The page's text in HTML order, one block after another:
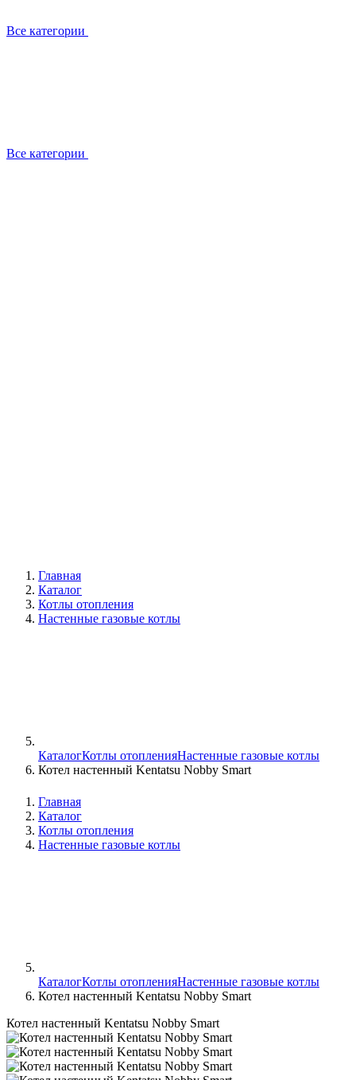
Все категории
Все категории
Главная
Каталог
Котлы отопления
Настенные газовые котлы
КаталогКотлы отопленияНастенные газовые котлы
Котел настенный Kentatsu Nobby Smart
Главная
Каталог
Котлы отопления
Настенные газовые котлы
КаталогКотлы отопленияНастенные газовые котлы
Котел настенный Kentatsu Nobby Smart
Котел настенный Kentatsu Nobby Smart